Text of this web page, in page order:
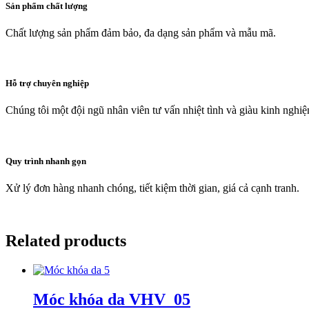
Sản phẩm chất lượng
Chất lượng sản phẩm đảm bảo, đa dạng sản phẩm và mẫu mã.
Hỗ trợ chuyên nghiệp
Chúng tôi một đội ngũ nhân viên tư vấn nhiệt tình và giàu kinh
Quy trình nhanh gọn
Xử lý đơn hàng nhanh chóng, tiết kiệm thời gian, giá cả cạnh tranh.
Related products
Móc khóa da VHV_05